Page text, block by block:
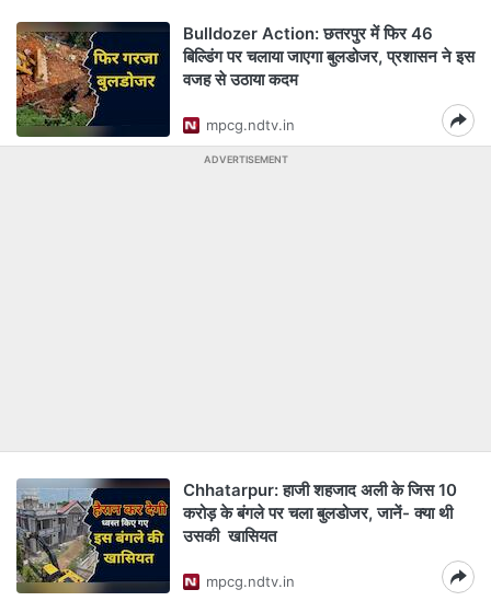
Bulldozer Action: छतरपुर में फिर 46
बिल्डिंग पर चलाया जाएगा बुलडोजर, प्रशासन ने इस
वजह से उठाया कदम
mpcg.ndtv.in
ADVERTISEMENT
Chhatarpur: हाजी शहजाद अली के जिस 10
करोड़ के बंगले पर चला बुलडोजर, जानें- क्या थी
उसकी खासियत
mpcg.ndtv.in